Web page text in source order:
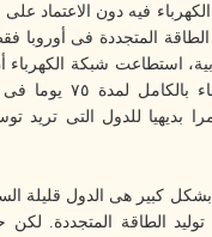
فيه دون الاعتماد
الطاقة المتجددة فى
استطاعت شبكة الكهرباء
الطاقة المتجددة خاصة الطاقة
بديهيا للدول التى تريد
بشكل كبير هى الدول قليلة
الطاقة المتجددة.